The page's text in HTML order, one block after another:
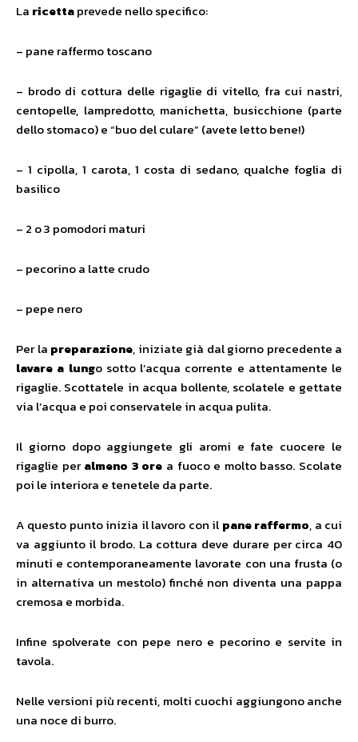
La ricettaprevede nello specifico:
– pane raffermo toscano
– brodo di cottura delle rigaglie di vitello, fra cui nastri,
centopelle, lampredotto, manichetta, busicchione (parte
dello stomaco) e “buo del culare” (avete letto bene!)
– 1 cipolla, 1 carota, 1 costa di sedano, qualche foglia di
basilico
– 2 o 3 pomodori maturi
– pecorino a latte crudo
– pepe nero
Per la preparazione, iniziate già dal giorno precedente a
lavare a lungo sotto l’acqua corrente e attentamente le
rigaglie. Scottatele in acqua bollente, scolatele e gettate
via l’acqua e poi conservatele in acqua pulita.
Il giorno dopo aggiungete gli aromi e fate cuocere le
rigaglie peralmeno 3 ore a fuoco e molto basso. Scolate
poi le interiora e tenetele da parte.
A questo punto inizia il lavoro con il pane raffermo, a cui
va aggiunto il brodo. La cottura deve durare per circa 40
minuti e contemporaneamente lavorate con una frusta (o
in alternativa un mestolo) finché non diventa una pappa
cremosa e morbida.
Infine spolverate con pepe nero e pecorino e servite in
tavola.
Nelle versioni più recenti, molti cuochi aggiungono anche
una noce di burro.